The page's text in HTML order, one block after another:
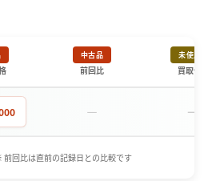
中古品
前回比
未使用
買取価
－ －
回比は直前の記録日との比較です